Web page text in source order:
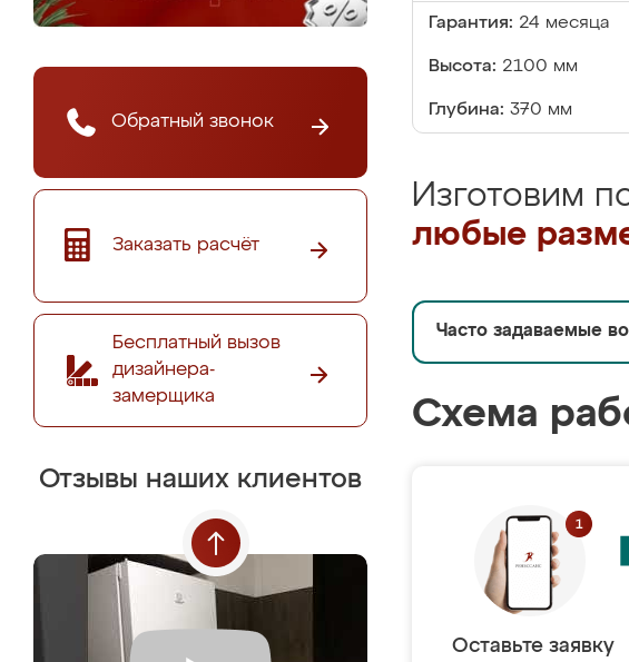
Обратный звонок
Заказать расчёт
Бесплатный вызов
дизайнера-
замерщика
Отзывы наших клиентов
Гарантия: 24 месяца
Высота: 2100 мм
Глубина: 370 мм
Изготовим
любые
Часто задаваемые
Схема
Оставьте заявку